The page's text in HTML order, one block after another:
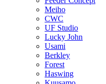
Meiho
CWC
UF Studio
Lucky John
Usami
Berkley
Forest
Haswing